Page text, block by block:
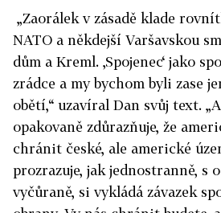
„Zaorálek v zásadě klade
NATO a někdejší Varšavskou
dům a Kreml. ‚Spojenec‘ jako
zrádce a my bychom byli zase
obětí,“ uzavíral Dan svůj text.
opakovaně zdůrazňuje, že
chránit české, ale americké
prozrazuje, jak jednostranně, s
vyčůraně, si vykládá závazek